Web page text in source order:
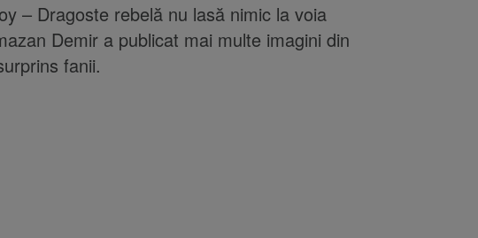
– Dragoste rebelă nu lasă nimic la voia
Demir a publicat mai multe imagini din
fanii.